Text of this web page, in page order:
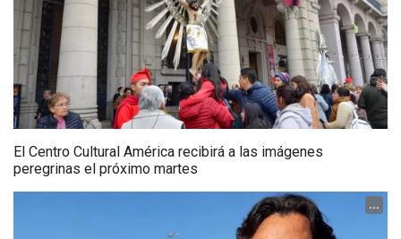
El Centro Cultural América recibirá a las imágenes
peregrinas el próximo martes
...